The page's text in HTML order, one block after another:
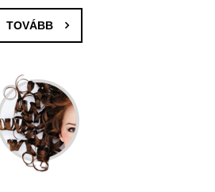
TOVÁBB